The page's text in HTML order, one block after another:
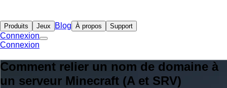
Produits Jeux Blog À propos Support
Connexion
Connexion
Comment relier un nom de domaine à
un serveur Minecraft (A et SRV)